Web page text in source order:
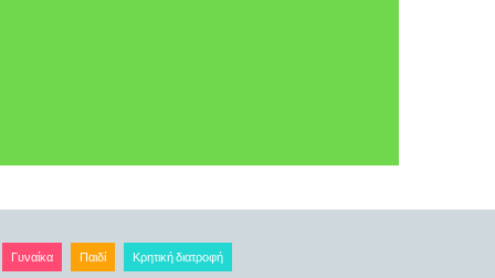
Γυναίκα Παιδί Κρητική διατροφή